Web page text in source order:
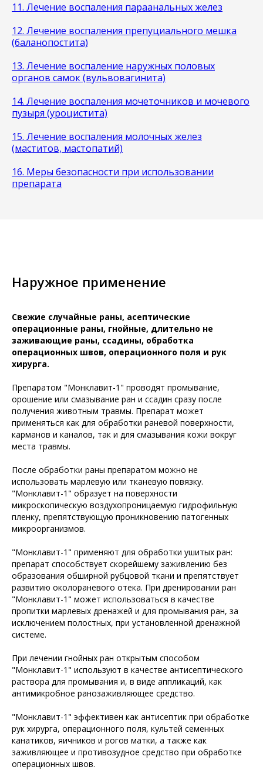
11. Лечение воспаления параанальных желез
12. Лечение воспаления препуциального мешка
(баланопостита)
13. Лечение воспаление наружных половых
органов самок (вульвовагинита)
14. Лечение воспаления мочеточников и мочевого
пузыря (уроцистита)
15. Лечение воспаления молочных желез
(маститов, мастопатий)
16. Меры безопасности при использовании
препарата
Наружное применение
Свежие случайные раны, асептические
операционные раны, гнойные, длительно не
заживающие раны, ссадины, обработка
операционных швов, операционного поля и рук
хирурга.
Препаратом "Монклавит-1" проводят промывание,
орошение или смазывание ран и ссадин сразу после
получения животным травмы. Препарат может
применяться как для обработки раневой поверхности,
карманов и каналов, так и для смазывания кожи вокруг
места травмы.
После обработки раны препаратом можно не
использовать марлевую или тканевую повязку.
"Монклавит-1" образует на поверхности
микроскопическую воздухопроницаемую гидрофильную
пленку, препятствующую проникновению патогенных
микроорганизмов.
"Монклавит-1" применяют для обработки ушитых ран:
препарат способствует скорейшему заживлению без
образования обширной рубцовой ткани и препятствует
развитию околораневого отека. При дренировании ран
"Монклавит-1" может использоваться в качестве
пропитки марлевых дренажей и для промывания ран, за
исключением полостных, при установленной дренажной
системе.
При лечении гнойных ран открытым способом
"Монклавит-1" используют в качестве антисептического
раствора для промывания и, в виде аппликаций, как
антимикробное ранозаживляющее средство.
"Монклавит-1" эффективен как антисептик при обработке
рук хирурга, операционного поля, культей семенных
канатиков, яичников и рогов матки, а также как
заживляющее и противозудное средство при обработке
операционных швов.